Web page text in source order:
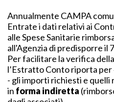
Annualmente CAMPA
Entrate i dati relativi ai
alle Spese Sanitarie
all'Agenzia di predisporre il
Per facilitare la verifica
l’Estratto Conto riporta per
- gli importi richiesti e
in forma indiretta